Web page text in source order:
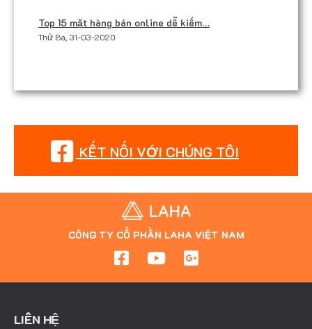
Top 15 mặt hàng bán online dễ kiếm…
Thứ Ba, 31-03-2020
KẾT NỐI VỚI CHÚNG TÔI
CÔNG TY CỔ PHẦN LAHA VIỆT NAM
LIÊN HỆ